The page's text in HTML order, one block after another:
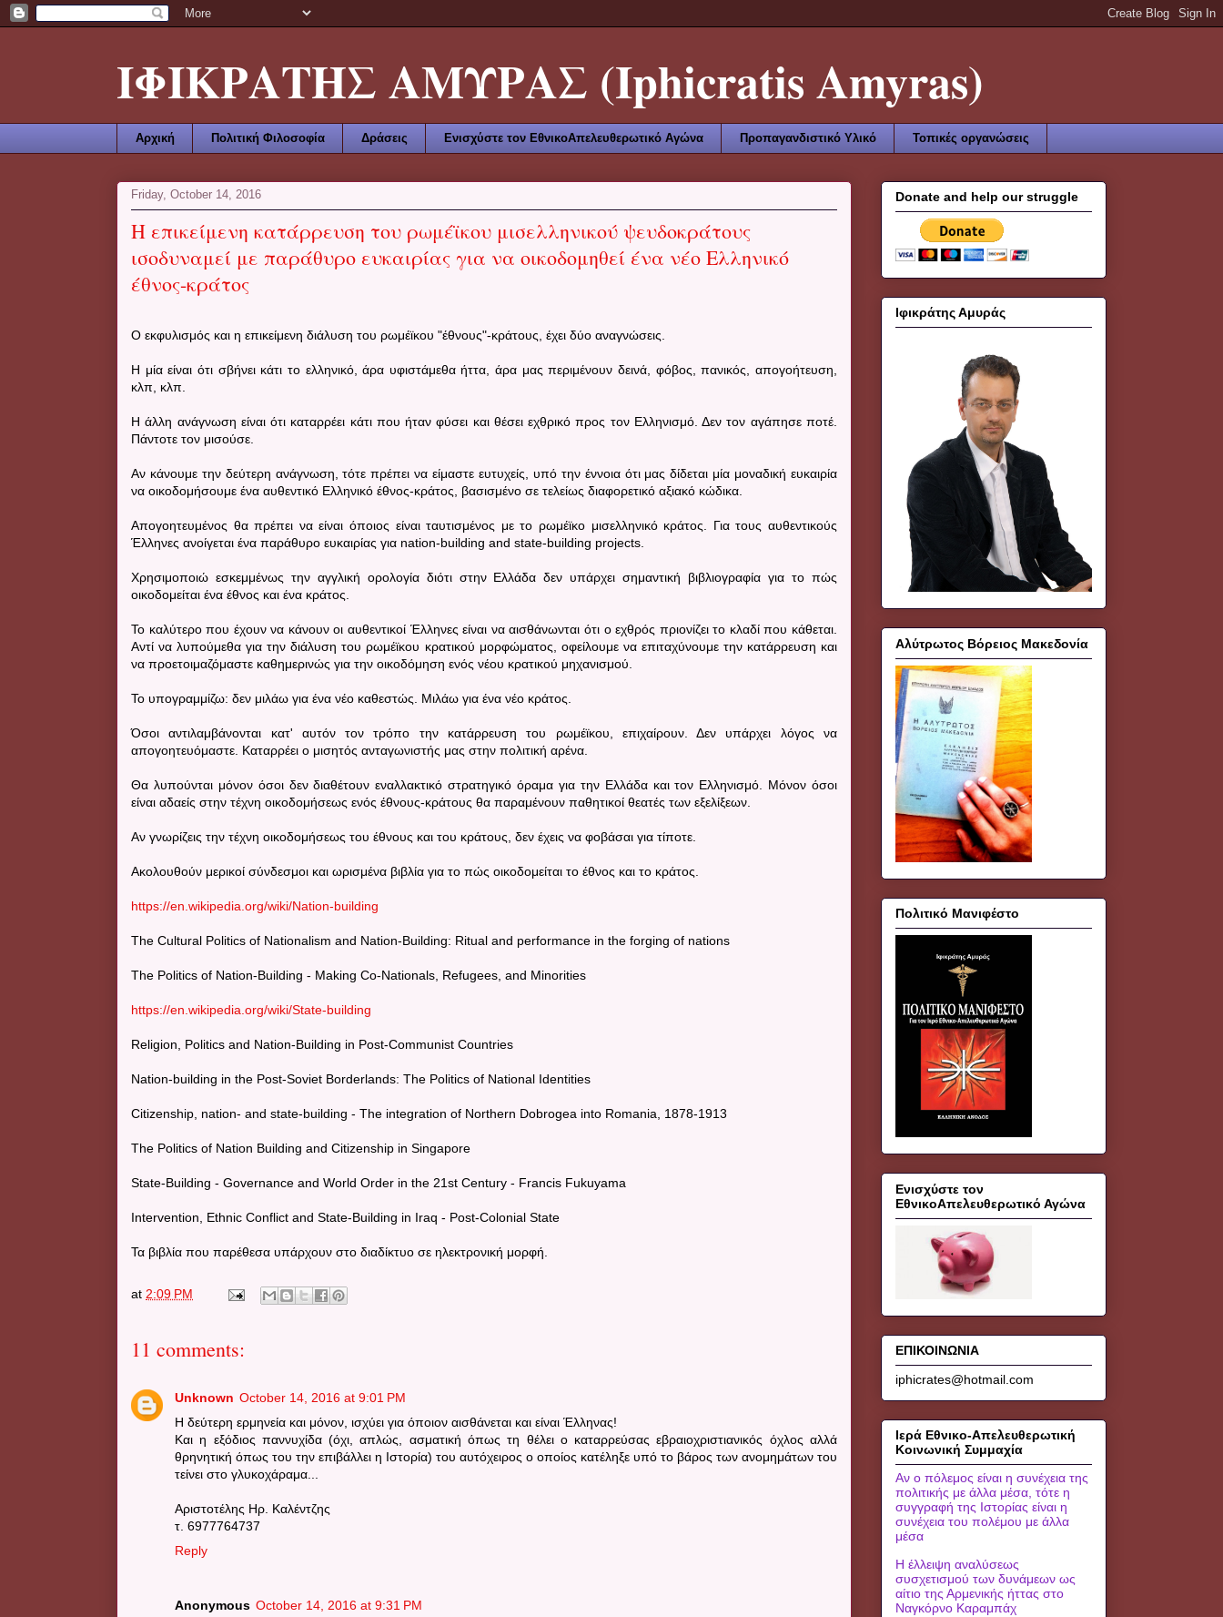
ΙΦΙΚΡΑΤΗΣ ΑΜΥΡΑΣ (Iphicratis Amyras)
Αρχική Πολιτική Φιλοσοφία Δράσεις Ενισχύστε τον ΕθνικοΑπελευθερωτικό Αγώνα Προπαγανδιστικό Υλικό Τοπικές οργανώσεις
Friday, October 14, 2016
Η επικείμενη κατάρρευση του ρωμέϊκου μισελληνικού ψευδοκράτους
ισοδυναμεί με παράθυρο ευκαιρίας για να οικοδομηθεί ένα νέο Ελληνικό
έθνος-κράτος
Ο εκφυλισμός και η επικείμενη διάλυση του ρωμέϊκου "έθνους"-κράτους, έχει δύο αναγνώσεις.
Η μία είναι ότι σβήνει κάτι το ελληνικό, άρα υφιστάμεθα ήττα, άρα μας περιμένουν δεινά, φόβος, πανικός, απoγοήτευση,
κλπ, κλπ.
Η άλλη ανάγνωση είναι ότι καταρρέει κάτι που ήταν φύσει και θέσει εχθρικό προς τον Ελληνισμό. Δεν τον αγάπησε ποτέ.
Πάντοτε τον μισούσε.
Αν κάνουμε την δεύτερη ανάγνωση, τότε πρέπει να είμαστε ευτυχείς, υπό την έννοια ότι μας δίδεται μία μοναδική ευκαιρία
να οικοδομήσουμε ένα αυθεντικό Ελληνικό έθνος-κράτος, βασισμένο σε τελείως διαφορετικό αξιακό κώδικα.
Απογοητευμένος θα πρέπει να είναι όποιος είναι ταυτισμένος με το ρωμέϊκο μισελληνικό κράτος. Για τους αυθεντικούς
Έλληνες ανοίγεται ένα παράθυρο ευκαιρίας για nation-building and state-building projects.
Χρησιμοποιώ εσκεμμένως την αγγλική ορολογία διότι στην Ελλάδα δεν υπάρχει σημαντική βιβλιογραφία για το πώς
οικοδομείται ένα έθνος και ένα κράτος.
Το καλύτερο που έχουν να κάνουν οι αυθεντικοί Έλληνες είναι να αισθάνωνται ότι ο εχθρός πριονίζει το κλαδί που κάθεται.
Αντί να λυπούμεθα για την διάλυση του ρωμέϊκου κρατικού μορφώματος, οφείλουμε να επιταχύνουμε την κατάρρευση και
να προετοιμαζόμαστε καθημερινώς για την οικοδόμηση ενός νέου κρατικού μηχανισμού.
Το υπογραμμίζω: δεν μιλάω για ένα νέο καθεστώς. Μιλάω για ένα νέο κράτος.
Όσοι αντιλαμβάνονται κατ' αυτόν τον τρόπο την κατάρρευση του ρωμέϊκου, επιχαίρουν. Δεν υπάρχει λόγος να
απογοητευόμαστε. Καταρρέει ο μισητός ανταγωνιστής μας στην πολιτική αρένα.
Θα λυπούνται μόνον όσοι δεν διαθέτουν εναλλακτικό στρατηγικό όραμα για την Ελλάδα και τον Ελληνισμό. Μόνον όσοι
είναι αδαείς στην τέχνη οικοδομήσεως ενός έθνους-κράτους θα παραμένουν παθητικοί θεατές των εξελίξεων.
Αν γνωρίζεις την τέχνη οικοδομήσεως του έθνους και του κράτους, δεν έχεις να φοβάσαι για τίποτε.
Ακολουθούν μερικοί σύνδεσμοι και ωρισμένα βιβλία για το πώς οικοδομείται το έθνος και το κράτος.
https://en.wikipedia.org/wiki/Nation-building
The Cultural Politics of Nationalism and Nation-Building: Ritual and performance in the forging of nations
The Politics of Nation-Building - Making Co-Nationals, Refugees, and Minorities
https://en.wikipedia.org/wiki/State-building
Religion, Politics and Nation-Building in Post-Communist Countries
Nation-building in the Post-Soviet Borderlands: The Politics of National Identities
Citizenship, nation- and state-building - The integration of Northern Dobrogea into Romania, 1878-1913
The Politics of Nation Building and Citizenship in Singapore
State-Building - Governance and World Order in the 21st Century - Francis Fukuyama
Intervention, Ethnic Conflict and State-Building in Iraq - Post-Colonial State
Τα βιβλία που παρέθεσα υπάρχουν στο διαδίκτυο σε ηλεκτρονική μορφή.
at 2:09 PM
11 comments:
Unknown October 14, 2016 at 9:01 PM
Η δεύτερη ερμηνεία και μόνον, ισχύει για όποιον αισθάνεται και είναι Έλληνας!
Και η εξόδιος παννυχίδα (όχι, απλώς, ασματική όπως τη θέλει ο καταρρεύσας εβραιοχριστιανικός όχλος αλλά
θρηνητική όπως του την επιβάλλει η Ιστορία) του αυτόχειρος ο οποίος κατέληξε υπό το βάρος των ανομημάτων του
τείνει στο γλυκοχάραμα...
Αριστοτέλης Ηρ. Καλέντζης
τ. 6977764737
Reply
Anonymous October 14, 2016 at 9:31 PM
Donate and help our struggle
Ιφικράτης Αμυράς
Αλύτρωτος Βόρειος Μακεδονία
Πολιτικό Μανιφέστο
Ενισχύστε τον
ΕθνικοΑπελευθερωτικό Αγώνα
ΕΠΙΚΟΙΝΩΝΙΑ
iphicrates@hotmail.com
Ιερά Εθνικο-Απελευθερωτική
Κοινωνική Συμμαχία
Αν ο πόλεμος είναι η συνέχεια της
πολιτικής με άλλα μέσα, τότε η
συγγραφή της Ιστορίας είναι η
συνέχεια του πολέμου με άλλα
μέσα
Η έλλειψη αναλύσεως
συσχετισμού των δυνάμεων ως
αίτιο της Αρμενικής ήττας στο
Ναγκόρνο Καραμπάχ